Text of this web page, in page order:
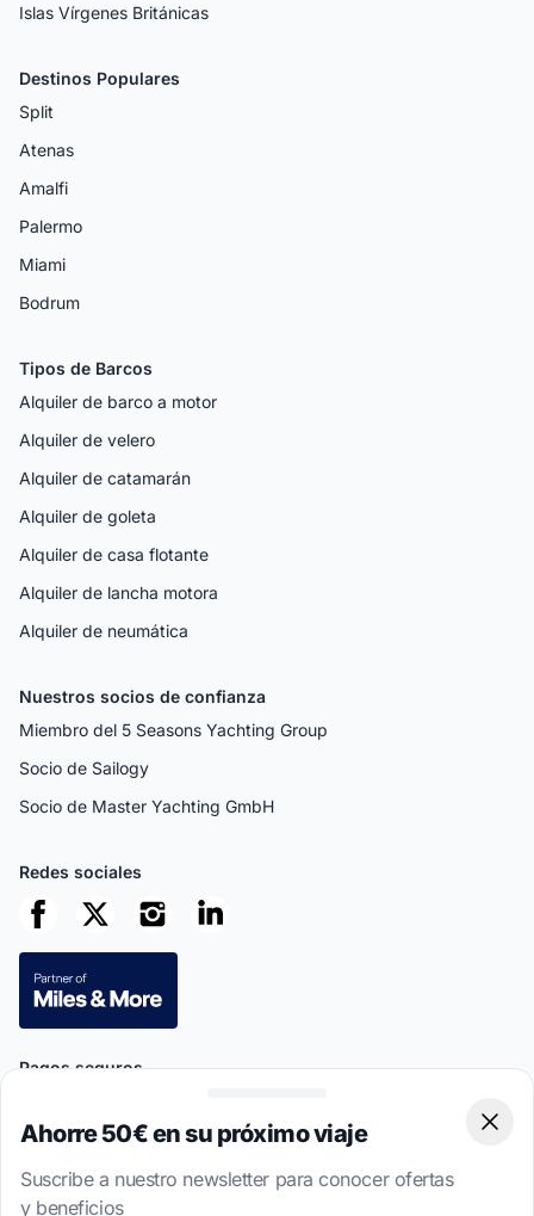
Islas Vírgenes Británicas
Destinos Populares
Split
Atenas
Amalfi
Palermo
Miami
Bodrum
Tipos de Barcos
Alquiler de barco a motor
Alquiler de velero
Alquiler de catamarán
Alquiler de goleta
Alquiler de casa flotante
Alquiler de lancha motora
Alquiler de neumática
Nuestros socios de confianza
Miembro del 5 Seasons Yachting Group
Socio de Sailogy
Socio de Master Yachting GmbH
Redes sociales
Pagos seguros
Ahorre 50€ en su próximo viaje
Suscribe a nuestro newsletter para conocer ofertas
y beneficios